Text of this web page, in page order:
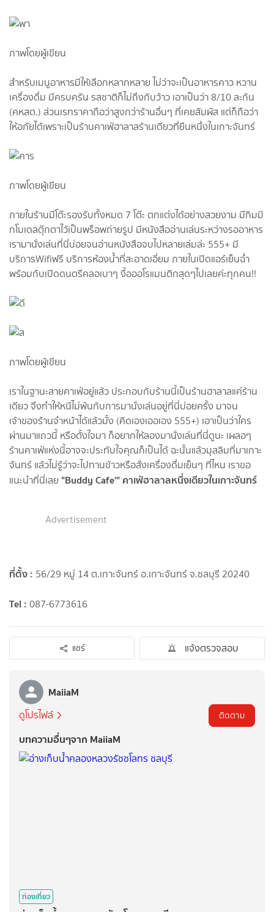
ภาพโดยผู้เขียน
สำหรับเมนูอาหารมีให้เลือกหลากหลาย ไม่ว่าจะเป็นอาหารคาว หวาน
เครื่องดื่ม มีครบครัน รสชาติก็ไม่ถึงกับว้าว เอาเป็นว่า 8/10 ละกัน
(คหสต.) ส่วนเรทราคาถือว่าสูงกว่าร้านอื่นๆ ที่เคยสัมผัส แต่ก็ถือว่า
ให้อภัยได้เพราะเป็นร้านคาเฟ่ฮาลาลร้านเดียวที่ยืนหนึ่งในเกาะจันทร์
ภาพโดยผู้เขียน
ภายในร้านมีโต๊ะรองรับทั้งหมด 7 โต๊ะ ตกแต่งได้อย่างสวยงาม มีกิมมิ
กโมเดลตุ๊กตาไว้เป็นพร็อพถ่ายรูป มีหนังสืออ่านเล่นระหว่างรออาหาร
เรามานั่งเล่นที่นี่บ่อยจนอ่านหนังสือจบไปหลายเล่มล่ะ 555+ มี
บริการWifiฟรี บริการห้องน้ำที่สะอาดเอี่ยม ภายในเปิดแอร์เย็นฉ่ำ
พร้อมกับเปิดดนตรีคลอเบาๆ งื้อออโรแมนติกสุดๆไปเลยค่ะทุกคน!!
ภาพโดยผู้เขียน
เราในฐานะสายคาเฟ่อยู่แล้ว ประกอบกับร้านนี้เป็นร้านฮาลาลแค่ร้าน
เดียว จึงทำให้หนีไม่พ้นกับการมานั่งเล่นอยู่ที่นี่บ่อยครั้ง มาจน
เจ้าของร้านจำหน้าได้แล้วมั้ง (คิดเองเออเอง 555+) เอาเป็นว่าใคร
ผ่านมาแถวนี้ หรือตั้งใจมา ก็อยากให้ลองมานั่งเล่นที่นี่ดูนะ เผลอๆ
ร้านคาเฟ่แห่งนี้อาจจะประทับใจคุณก็เป็นได้ ฉะนั้นแล้วมุสลิมที่มาเกาะ
จันทร์ แล้วไม่รู้ว่าจะไปทานข้าวหรือสั่งเครื่องดื่มเย็นๆ ที่ไหน เราขอ
แนะนำที่นี่เลย "Buddy Cafe'" คาเฟ่ฮาลาลหนึ่งเดียวในเกาะจันทร์
Advertisement
ที่ตั้ง : 56/29 หมู่ 14 ต.เกาะจันทร์ อ.เกาะจันทร์ จ.ชลบุรี 20240
Tel : 087-6773616
แชร์ แจ้งตรวจสอบ
MaiiaM
ดูโปรไฟล์ ติดตาม
บทความอื่นๆจาก MaiiaM
ท่องเที่ยว